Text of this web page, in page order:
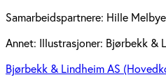
Samarbeidspartnere: Hille
Annet: Illustrasjoner: Bjørbekk &
Bjørbekk & Lindheim AS